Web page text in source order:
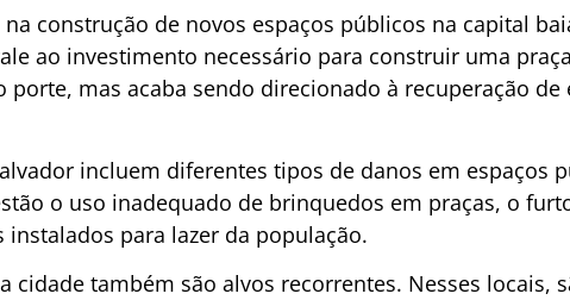
construção de novos espaços públicos na capital
ao investimento necessário para construir uma
porte, mas acaba sendo direcionado à recuperação de
incluem diferentes tipos de danos em espaços
o uso inadequado de brinquedos em praças, o
para lazer da população.
cidade também são alvos recorrentes. Nesses locais,